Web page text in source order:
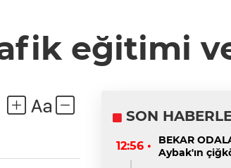
eğitimi
SON
12:56 •
BEKAR
Aybak'ın